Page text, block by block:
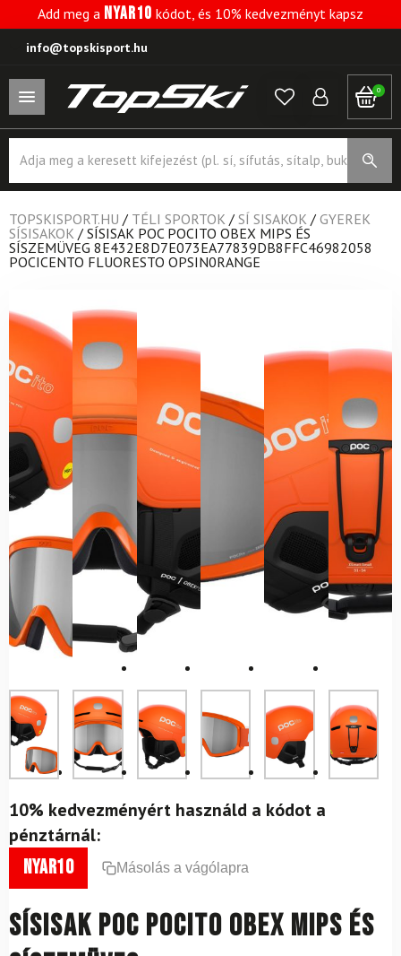
Add meg a NYAR10 kódot, és 10% kedvezményt kapsz
info@topskisport.hu
0
search
TOPSKISPORT.HU / TÉLI SPORTOK / SÍ SISAKOK / GYEREK
SÍSISAKOK / SÍSISAK POC POCITO OBEX MIPS ÉS
SÍSZEMÜVEG 8E432E8D7E073EA77839DB8FFC46982058
POCICENTO FLUORESTO OPSIN0RANGE
10% kedvezményért használd a kódot a
pénztárnál:
nyar10 Másolás a vágólapra
Sísisak POC Pocito Obex Mips és